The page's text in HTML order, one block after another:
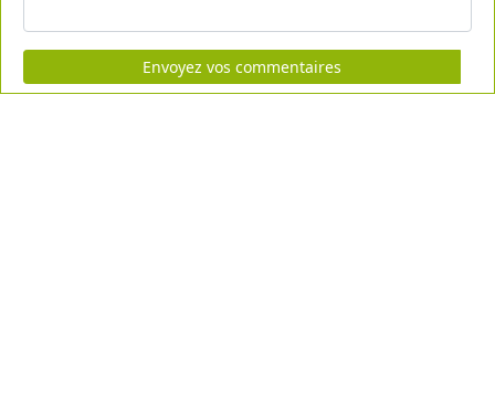
Envoyez vos commentaires